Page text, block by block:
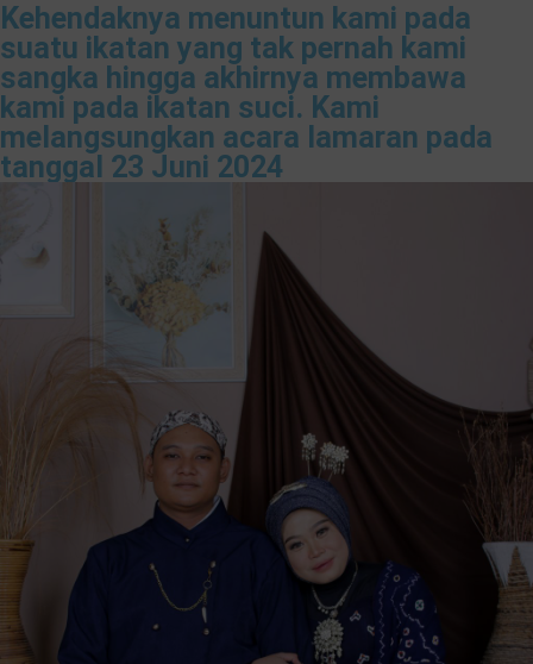
Kehendaknya menuntun kami pada
suatu ikatan yang tak pernah kami
sangka hingga akhirnya membawa
kami pada ikatan suci. Kami
melangsungkan acara lamaran pada
tanggal 23 Juni 2024